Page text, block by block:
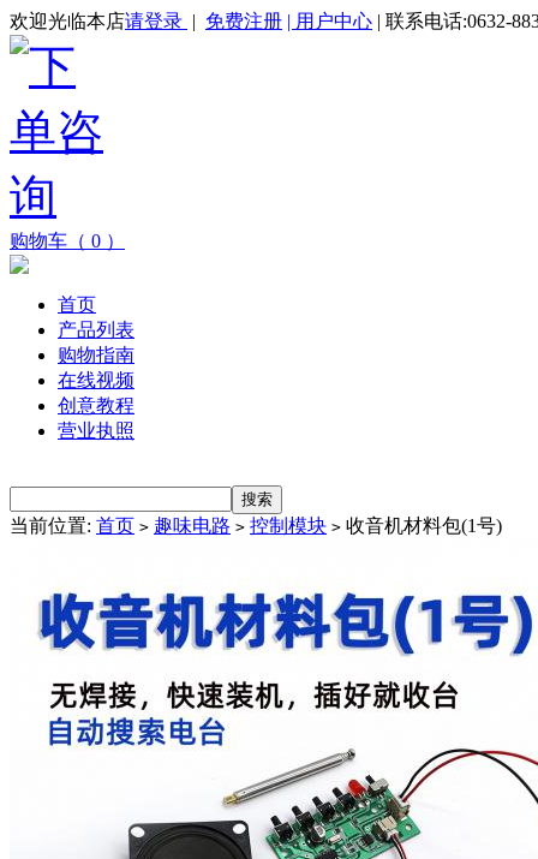
欢迎光临本店请登录 | 免费注册 | 用户中心 | 联系电话:0632-
购物车（ 0 ）
首页
产品列表
购物指南
在线视频
创意教程
营业执照
当前位置: 首页 > 趣味电路 > 控制模块 > 收音机材料包(1号)